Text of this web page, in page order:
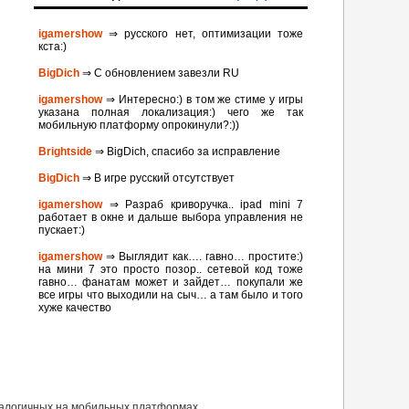
igamershow⇒ русского нет, оптимизации тоже
кста:)
BigDich ⇒ С обновлением завезли RU
igamershow⇒ Интересно:) в том же стиме у игры
указана полная локализация:) чего же так
мобильную платформу опрокинули?:))
Brightside ⇒ BigDich, спасибо за исправление
BigDich ⇒ В игре русский отсутствует
igamershow⇒ Разраб криворучка.. ipad mini 7
работает в окне и дальше выбора управления не
пускает:)
igamershow⇒ Выглядит как…. гавно… простите:)
на мини 7 это просто позор.. сетевой код тоже
гавно… фанатам может и зайдет… покупали же
все игры что выходили на сыч… а там было и того
хуже качество